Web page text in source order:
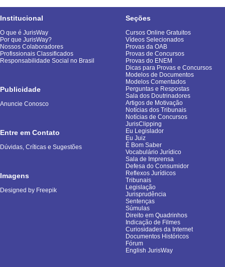
Institucional
O que é JurisWay
Por que JurisWay?
Nossos Colaboradores
Profissionais Classificados
Responsabilidade Social no Brasil
Publicidade
Anuncie Conosco
Entre em Contato
Dúvidas, Críticas e Sugestões
Imagens
Designed by Freepik
Seções
Cursos Online Gratuitos
Vídeos Selecionados
Provas da OAB
Provas de Concursos
Provas do ENEM
Dicas para Provas e Concursos
Modelos de Documentos
Modelos Comentados
Perguntas e Respostas
Sala dos Doutrinadores
Artigos de Motivação
Notícias dos Tribunais
Notícias de Concursos
JurisClipping
Eu Legislador
Eu Juiz
É Bom Saber
Vocabulário Jurídico
Sala de Imprensa
Defesa do Consumidor
Reflexos Jurídicos
Tribunais
Legislação
Jurisprudência
Sentenças
Súmulas
Direito em Quadrinhos
Indicação de Filmes
Curiosidades da Internet
Documentos Históricos
Fórum
English JurisWay